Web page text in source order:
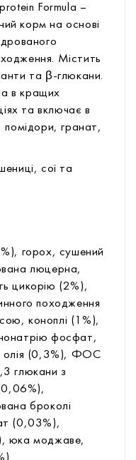
Formula –
корм на основі
Містить
та β-глюкани.
в кращих
та включає в
помідори, гранат,
сої та
горох, сушений
люцерна,
цикорію (2%),
походження
коноплі (1%),
фосфат,
олія (0,3%), ФОС
глюкани з
броколі
(0,03%),
юка моджаве,